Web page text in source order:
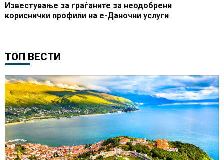
Известување за граѓаните за неодобрени
кориснички профили на е-Даночни услуги
ТОП ВЕСТИ